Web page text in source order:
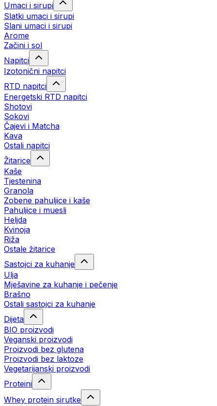
Umaci i sirupi
Slatki umaci i sirupi
Slani umaci i sirupi
Arome
Začini i sol
Napitci
Izotonični napitci
RTD napitci
Energetski RTD napitci
Shotovi
Sokovi
Čajevi i Matcha
Kava
Ostali napitci
Žitarice
Kaše
Tjestenina
Granola
Zobene pahuljice i kaše
Pahuljice i muesli
Heljda
Kvinoja
Riža
Ostale žitarice
Sastojci za kuhanje
Ulja
Mješavine za kuhanje i pečenje
Brašno
Ostali sastojci za kuhanje
Dijeta
BIO proizvodi
Veganski proizvodi
Proizvodi bez glutena
Proizvodi bez laktoze
Vegetarijanski proizvodi
Proteini
Whey protein sirutke